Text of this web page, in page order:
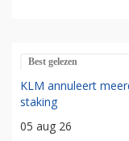
Best gelezen
KLM annuleert
staking
05 aug 26